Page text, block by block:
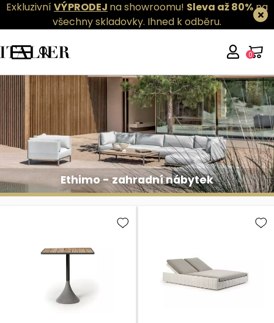
ExkluzivníVÝPRODEJ na showroomu! Sleva až 80%na
všechny skladovky. Ihned k odběru.
0
Ethimo - zahradní nábytek
Ethimo - zahradní nábytek